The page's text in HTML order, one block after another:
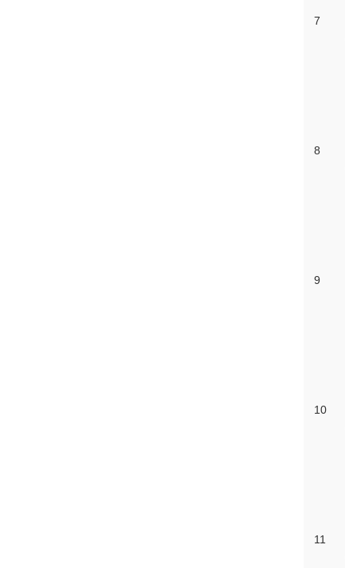
7
8
9
10
11